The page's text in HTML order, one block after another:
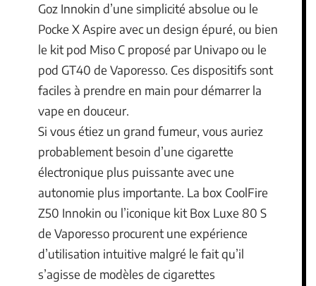
Goz Innokin d’une simplicité absolue ou le
Pocke X Aspire avec un design épuré, ou bien
le kit pod Miso C proposé par Univapo ou le
pod GT40 de Vaporesso. Ces dispositifs sont
faciles à prendre en main pour démarrer la
vape en douceur.
Si vous étiez un grand fumeur, vous auriez
probablement besoin d’une cigarette
électronique plus puissante avec une
autonomie plus importante. La box CoolFire
Z50 Innokin ou l’iconique kit Box Luxe 80 S
de Vaporesso procurent une expérience
d’utilisation intuitive malgré le fait qu’il
s’agisse de modèles de cigarettes